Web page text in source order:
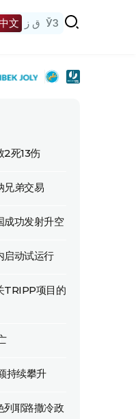
文 ق ز ЎЗ
2死13伤
兄弟交易
成功发射升空
启动试运行
TRIPP项目的
持续攀升
列耶路撒冷政